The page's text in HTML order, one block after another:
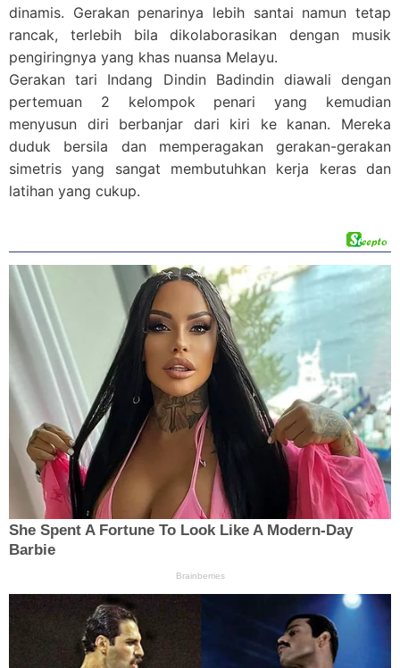
dinamis. Gerakan penarinya lebih santai namun tetap
rancak, terlebih bila dikolaborasikan dengan musik
pengiringnya yang khas nuansa Melayu.
Gerakan tari Indang Dindin Badindin diawali dengan
pertemuan 2 kelompok penari yang kemudian
menyusun diri berbanjar dari kiri ke kanan. Mereka
duduk bersila dan memperagakan gerakan-gerakan
simetris yang sangat membutuhkan kerja keras dan
latihan yang cukup.